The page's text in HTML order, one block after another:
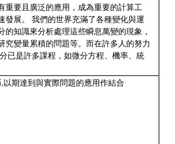
重要且廣泛的應用，成為重要的計算工
發展。 我們的世界充滿了各種變化與運
知識來分析處理這些瞬息萬變的現象，
究變量累積的問題等。而在許多人的努力
已是許多課程，如微分方程、機率、統
期達到與實際問題的應用作結合